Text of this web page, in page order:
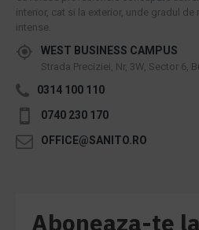
interior, cat si la exterior, unde gradul
intense.
WEST BUSINESS CAMPUS
Strada Preciziei, Nr, 3W, Sector 6,
0314 100 110
0740 230 170
OFFICE@SANITO.RO
Aboneaza-te la